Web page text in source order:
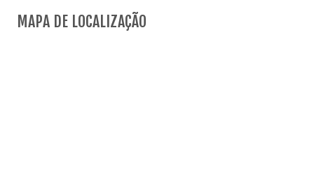
MAPA DE LOCALIZAÇÃO